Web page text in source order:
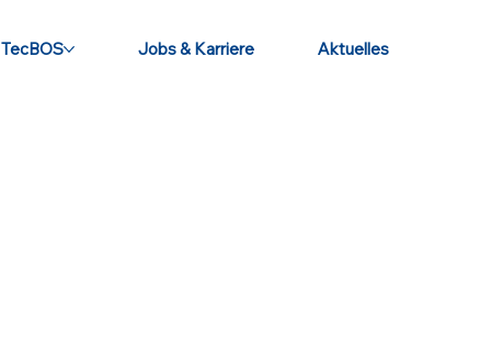
TecBOS Jobs & Karriere Aktuelles